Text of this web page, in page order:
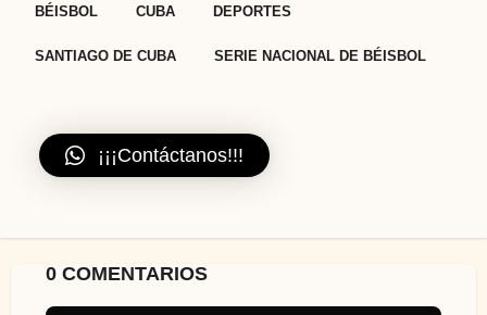
BÉISBOL CUBA DEPORTES
SANTIAGO DE CUBA SERIE NACIONAL DE BÉISBOL
¡¡¡Contáctanos!!!
0 COMENTARIOS